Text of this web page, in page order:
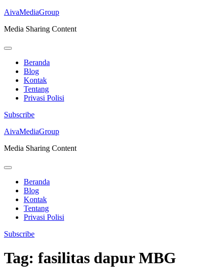
AivaMediaGroup
Media Sharing Content
Beranda
Blog
Kontak
Tentang
Privasi Polisi
Subscribe
Lompat
konten
Enter)
AivaMediaGroup
Media Sharing Content
Beranda
Blog
Kontak
Tentang
Privasi Polisi
Subscribe
Tag: fasilitas dapur MBG